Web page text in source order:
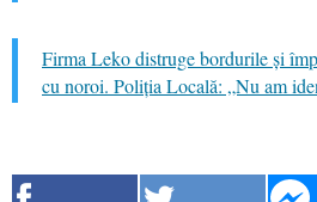
Firma Leko distruge bordurile și
cu noroi. Poliția Locală: „Nu am